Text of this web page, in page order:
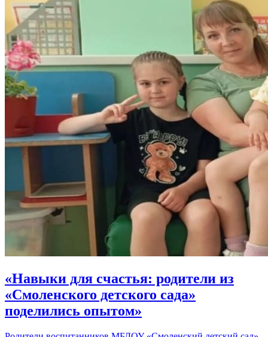
«Навыки для счастья: родители из
«Смоленского детского сада»
поделились опытом»